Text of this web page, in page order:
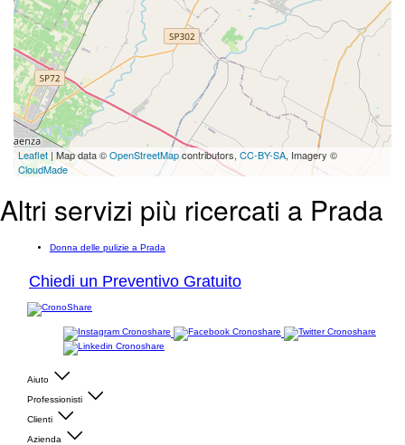
Leaflet| Map data ©OpenStreetMapcontributors, CC-BY-SA, Imagery ©
CloudMade
Altri servizi più ricercati a Prada
Donna delle pulizie a Prada
Chiedi un Preventivo Gratuito
Aiuto
Professionisti
Clienti
Azienda